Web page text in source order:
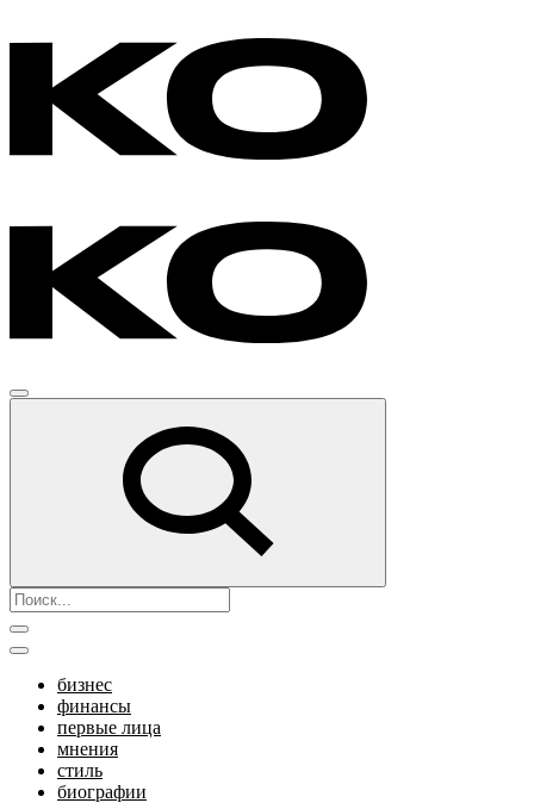
бизнес
финансы
первые лица
мнения
стиль
биографии